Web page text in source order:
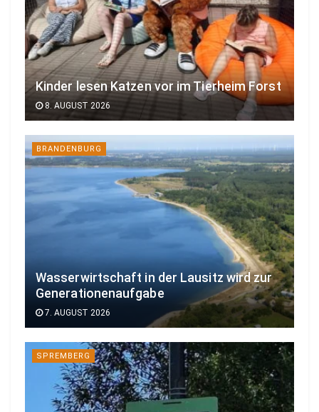
Kinder lesen Katzen vor im Tierheim Forst
8. AUGUST 2026
BRANDENBURG
Wasserwirtschaft in der Lausitz wird zur
Generationenaufgabe
7. AUGUST 2026
SPREMBERG